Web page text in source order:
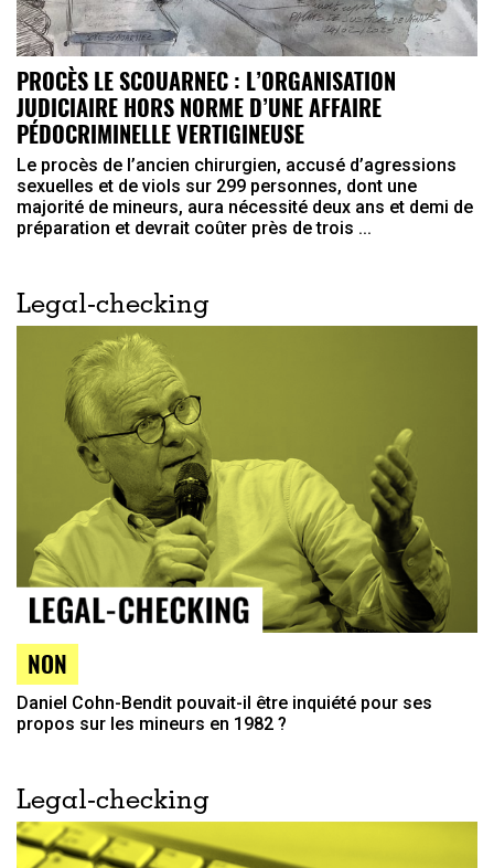
PROCÈS LE SCOUARNEC : L’ORGANISATION
JUDICIAIRE HORS NORME D’UNE AFFAIRE
PÉDOCRIMINELLE VERTIGINEUSE
Le procès de l’ancien chirurgien, accusé d’agressions
sexuelles et de viols sur 299 personnes, dont une
majorité de mineurs, aura nécessité deux ans et demi de
préparation et devrait coûter près de trois ...
Legal-checking
NON
Daniel Cohn-Bendit pouvait-il être inquiété pour ses
propos sur les mineurs en 1982 ?
Legal-checking